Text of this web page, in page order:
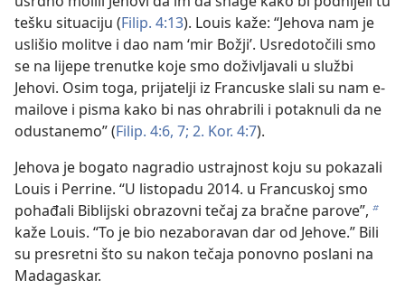
tešku situaciju (Filip. 4:13). Louis kaže: “Jehova nam je
uslišio molitve i dao nam ‘mir Božji’. Usredotočili smo
se na lijepe trenutke koje smo doživljavali u službi
Jehovi. Osim toga, prijatelji iz Francuske slali su nam e-
mailove i pisma kako bi nas ohrabrili i potaknuli da ne
odustanemo” (Filip. 4:6, 7; 2. Kor. 4:7).
Jehova je bogato nagradio ustrajnost koju su pokazali
Louis i Perrine. “U listopadu 2014. u Francuskoj smo
pohađali Biblijski obrazovni tečaj za bračne parove”, b
kaže Louis. “To je bio nezaboravan dar od Jehove.” Bili
su presretni što su nakon tečaja ponovno poslani na
Madagaskar.